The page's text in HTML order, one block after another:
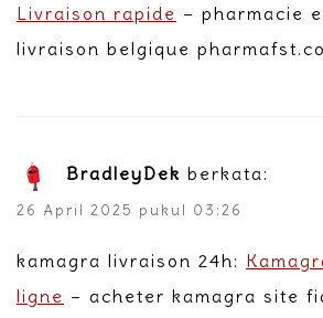
Livraison rapide – pharmacie
livraison belgique
BradleyDek berkata:
26 April 2025 pukul 03:26
kamagra livraison 24h:
ligne – acheter kamagra site